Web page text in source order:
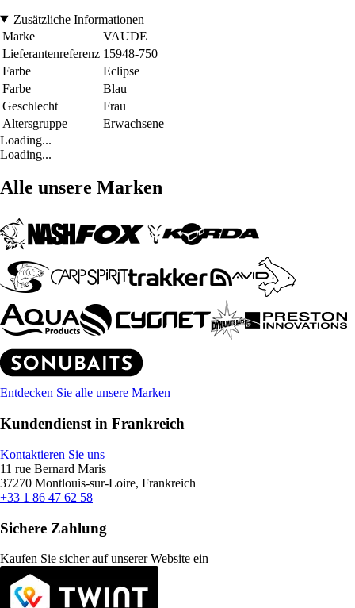
Zusätzliche Informationen
Marke
VAUDE
Lieferantenreferenz 15948-750
Farbe
Eclipse
Farbe
Blau
Geschlecht
Frau
Altersgruppe
Erwachsene
Loading...
Loading...
Alle unsere Marken
Entdecken Sie alle unsere Marken
Kundendienst in Frankreich
Kontaktieren Sie uns
11 rue Bernard Maris
37270 Montlouis-sur-Loire, Frankreich
+33 1 86 47 62 58
Sichere Zahlung
Kaufen Sie sicher auf unserer Website ein